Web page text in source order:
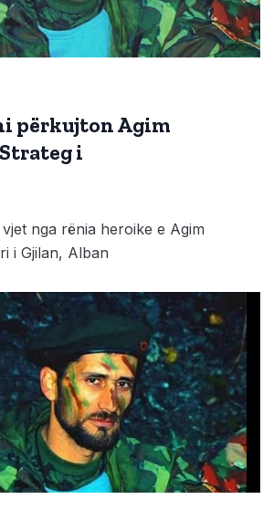
përkujton Agim
i
nga rënia heroike e Agim
i Gjilan, Alban